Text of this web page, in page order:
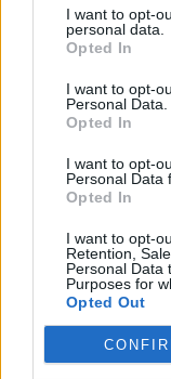
I want to opt-
personal data.
Opted In
I want to opt-
Personal Data.
Opted In
I want to opt-
Personal Data
Opted In
I want to opt-
Retention,
Personal Data
Purposes for
Opted Out
Lushnjen
Flakët përfshijnë
banesë në Shkodër,
zjarrfikësit vënë
nën kontroll